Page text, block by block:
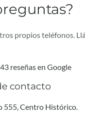
propios teléfonos.
43 reseñas en Google
contacto
555, Centro Histórico.